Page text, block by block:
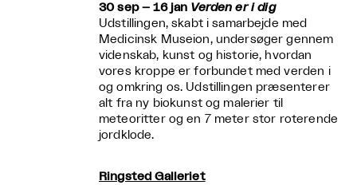
30 sep – 16 jan Verden er i dig
Udstillingen, skabt i samarbejde med
Medicinsk Museion, undersøger gennem
videnskab, kunst og historie, hvordan
vores kroppe er forbundet med verden i
og omkring os. Udstillingen præsenterer
alt fra ny biokunst og malerier til
meteoritter og en 7 meter stor roterende
jordklode.
Ringsted Galleriet